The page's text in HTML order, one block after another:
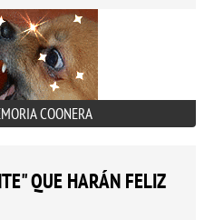
COONERA
QUE HARÁN FELIZ